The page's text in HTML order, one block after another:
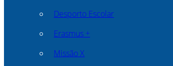
Desporto Escolar
Erasmus +
Missão X